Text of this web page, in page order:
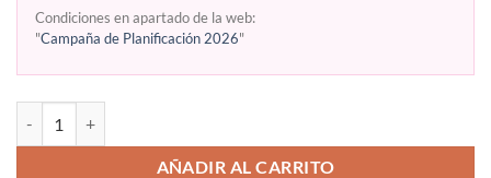
Condiciones en apartado de la web:
"Campaña de Planificación 2026"
AÑADIR AL CARRITO